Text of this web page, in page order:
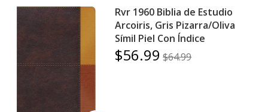
Rvr 1960 Biblia de Estudio
Arcoiris, Gris Pizarra/Oliva
Símil Piel Con Índice
$56.99 $64.99